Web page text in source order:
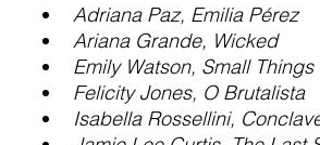
Adriana Paz, Emilia Pérez
Ariana Grande, Wicked
Emily Watson, Small
Felicity Jones, O Brutalista
Isabella Rossellini,